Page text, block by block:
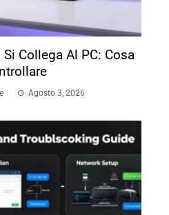
Collega Al PC: Cosa
Agosto 3, 2026